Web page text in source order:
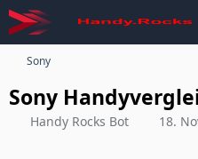
Sony
Sony
Handy Rocks Bot 18.